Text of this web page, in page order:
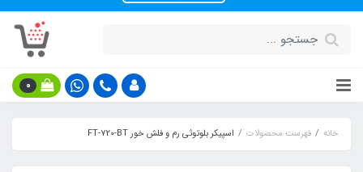
0
خانه فهرست محصولات اسپیکر بلوتوثی رم و فلش خور FT-720-BT